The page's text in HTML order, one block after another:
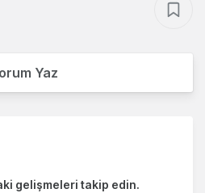
Yaz
gelişmeleri takip edin.